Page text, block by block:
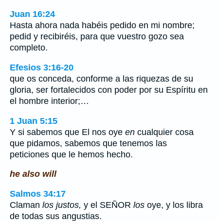
Juan 16:24
Hasta ahora nada habéis pedido en mi nombre;
pedid y recibiréis, para que vuestro gozo sea
completo.
Efesios 3:16-20
que os conceda, conforme a las riquezas de su
gloria, ser fortalecidos con poder por su Espíritu en
el hombre interior;…
1 Juan 5:15
Y si sabemos que El nos oye en cualquier cosa
que pidamos, sabemos que tenemos las
peticiones que le hemos hecho.
he also will
Salmos 34:17
Claman los justos, y el SEÑOR los oye, y los libra
de todas sus angustias.